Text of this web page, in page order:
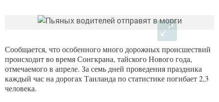
Сообщается, что особенного много дорожных происшествий
происходит во время Сонгкрана, тайского Нового года,
отмечаемого в апреле. За семь дней проведения праздника
каждый час на дорогах Таиланда по статистике погибает 2,3
человека.